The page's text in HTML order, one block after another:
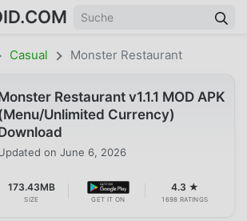
Casual Monster Restaurant
Restaurant v1.1.1 MOD APK
Unlimited Currency)
on June 6, 2026
173.43MB
SIZE GET IT ON
4.3 ★
1698 RATINGS